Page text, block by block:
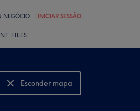
NEGÓCIO INICIAR SESSÃO
FILES
Esconder mapa
Mostrar mapa